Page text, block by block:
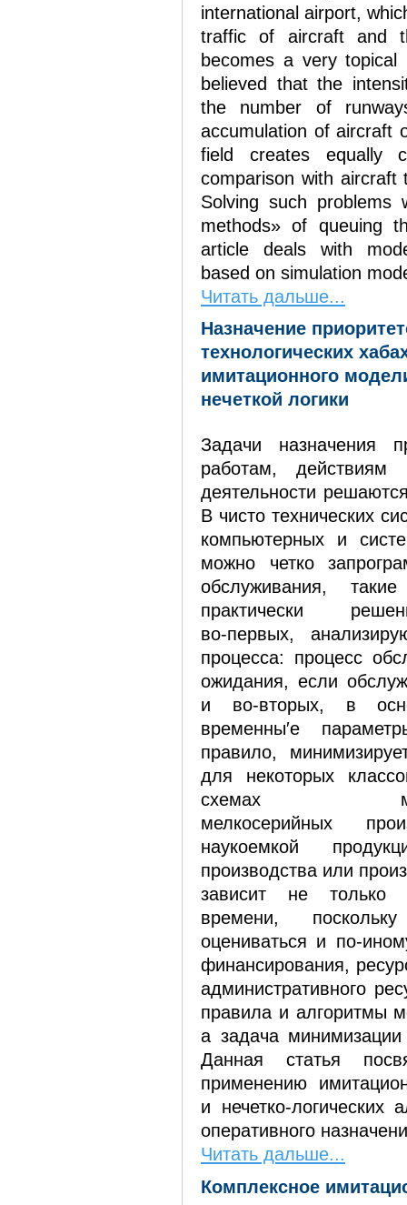
international airport,
traffic of aircraft and
becomes a very
believed that the
the number of
accumulation of aircraft
field creates equally
comparison with aircraft
Solving such
methods» of queuing
article deals with
based on simulation
Читать дальше...
Назначение
технологических
имитационного
нечеткой логики
Задачи назначения
работам, действиям
деятельности
В чисто технических
компьютерных и
можно четко
обслуживания,
практически
во‑первых,
процесса: процесс
ожидания, если
и во‑вторых, в
временны′е
правило,
для некоторых
схемах
мелкосерийных
наукоемкой
производства или
зависит не только
времени,
оцениваться и
финансирования,
административного
правила и алгоритмы
а задача минимизации
Данная статья
применению
и нечетко-логических
оперативного
Читать дальше...
Комплексное